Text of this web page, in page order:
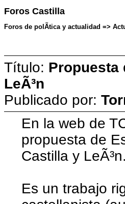
Foros Castilla
Foros de polÃ­tica y actualidad =>
Título: Propuesta
LeÃ³n
Publicado por:
En la web de
propuesta de
Castilla y LeÃ³n.
Es un trabajo